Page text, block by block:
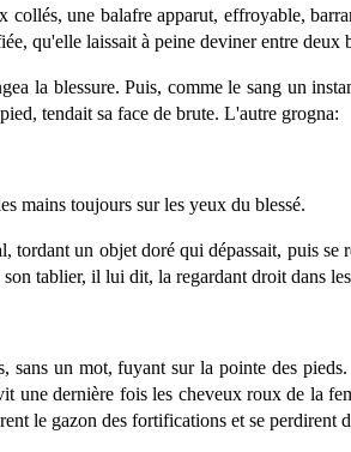
collés, une balafre apparut, effroyable,
qu'elle laissait à peine deviner entre
la blessure. Puis, comme le sang un
tendait sa face de brute. L'autre grogna:
mains toujours sur les yeux du blessé.
un objet doré qui dépassait, puis se
tablier, il lui dit, la regardant droit dans
sans un mot, fuyant sur la pointe des
une dernière fois les cheveux roux de la
le gazon des fortifications et se perdirent